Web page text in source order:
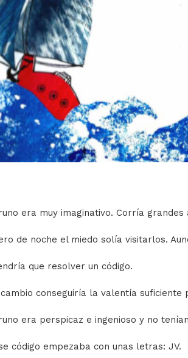
era muy imaginativo. Corría
de noche el miedo solía visitarlos.
que resolver un código.
conseguiría la valentía suficiente
era perspicaz e ingenioso y no
código empezaba con unas letras: JV.